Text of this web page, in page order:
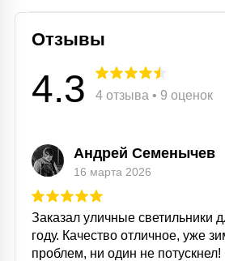
Отзывы
4.3 4 отзыва • 9 оценок
Андрей Семенычев
16 марта 2026
Заказал уличные светильники
году. Качество отличное, уже
проблем, ни один не потускнел!